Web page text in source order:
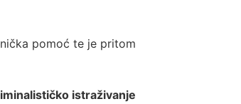
pomoć te je pritom
istraživanje